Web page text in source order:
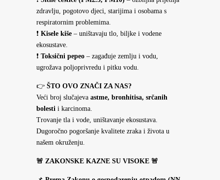
zdravlju, pogotovo djeci, starijima i osobama s
respiratornim problemima.
❗ Kisele kiše – uništavaju tlo, biljke i vodene
ekosustave.
❗ Toksični pepeo – zagađuje zemlju i vodu,
ugrožava poljoprivredu i pitku vodu.
👉 ŠTO OVO ZNAČI ZA NAS?
Veći broj slučajeva astme, bronhitisa, srčanih
bolesti i karcinoma.
Trovanje tla i vode, uništavanje ekosustava.
Dugoročno pogoršanje kvalitete zraka i života u
našem okruženju.
🚨 ZAKONSKE KAZNE SU VISOKE 🚨